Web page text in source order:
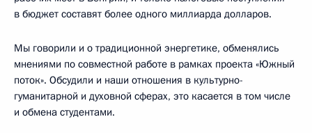
в бюджет составят более одного миллиарда долларов.
Мы говорили и о традиционной энергетике, обменялись
мнениями по совместной работе в рамках проекта «Южный
поток». Обсудили и наши отношения в культурно-
гуманитарной и духовной сферах, это касается в том числе
и обмена студентами.